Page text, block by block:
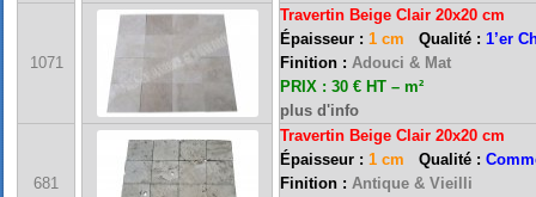
1071
Travertin Beige Clair 20x20 cm
Épaisseur : 1 cm Qualité : 1’er
Finition : Adouci & Mat
PRIX : 30 € HT – m²
plus d'info
681
Travertin Beige Clair 20x20 cm
Épaisseur : 1 cm Qualité :
Finition : Antique & Vieilli